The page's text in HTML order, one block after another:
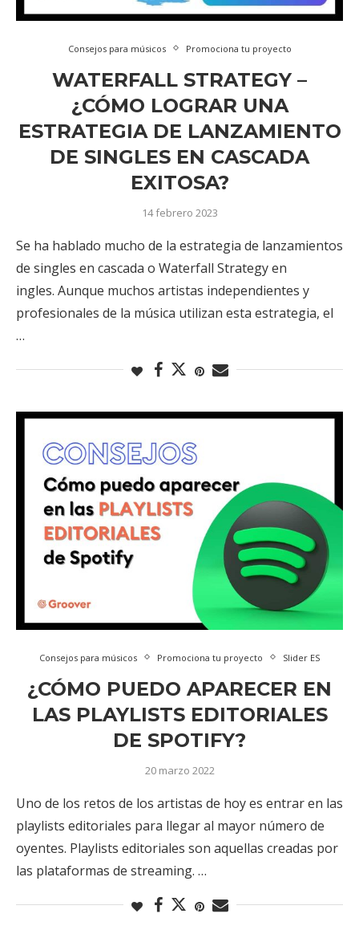
Consejos para músicos Promociona tu proyecto
WATERFALL STRATEGY –
¿CÓMO LOGRAR UNA
ESTRATEGIA DE LANZAMIENTO
DE SINGLES EN CASCADA
EXITOSA?
14 febrero 2023
Se ha hablado mucho de la estrategia de lanzamientos
de singles en cascada o Waterfall Strategy en
ingles. Aunque muchos artistas independientes y
profesionales de la música utilizan esta estrategia, el
…
Consejos para músicos Promociona tu proyecto Slider ES
¿CÓMO PUEDO APARECER EN
LAS PLAYLISTS EDITORIALES
DE SPOTIFY?
20 marzo 2022
Uno de los retos de los artistas de hoy es entrar en las
playlists editoriales para llegar al mayor número de
oyentes. Playlists editoriales son aquellas creadas por
las plataformas de streaming. …